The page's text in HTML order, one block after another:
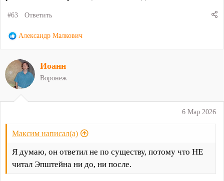
#63 Ответить
Р
к
и
Александр Малкович
6 Мар 2026
Максим написал(а)
Я думаю, он ответил не по существу, потому что НЕ
читал Эпштейна ни до, ни после.
Иоанн
Воронеж